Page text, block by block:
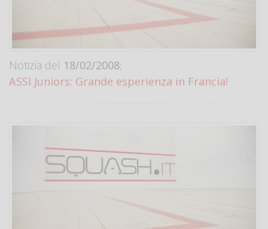
Notizia del 18/02/2008:
ASSI Juniors: Grande esperienza in Francia!